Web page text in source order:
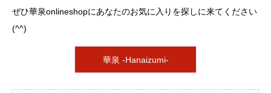
ぜひ華泉onlineshopにあなたのお気に入りを探しに来てください
(^^)
華泉 -Hanaizumi-